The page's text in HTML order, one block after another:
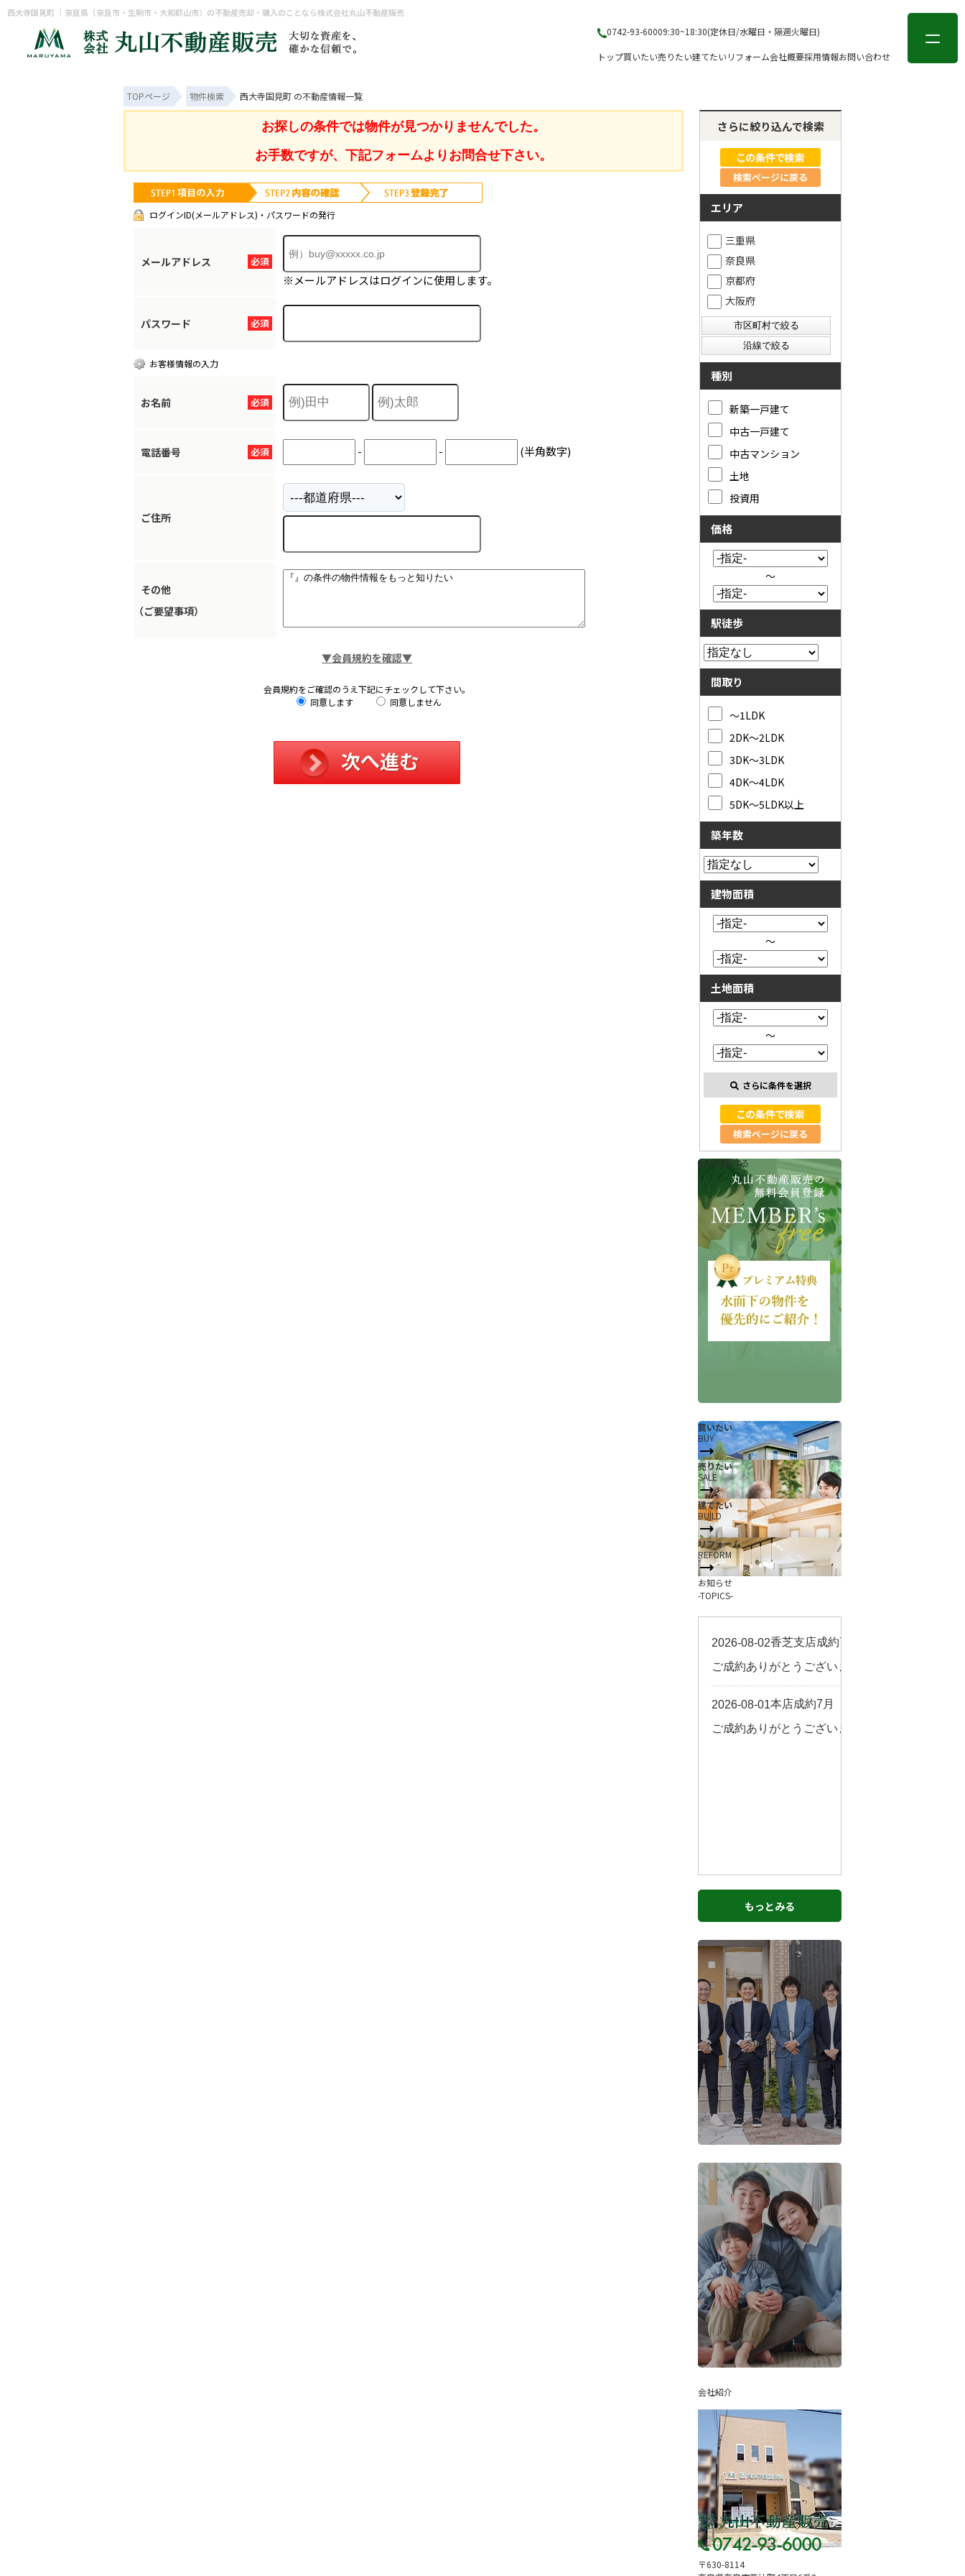
西大寺国見町 ｜奈良県（奈良市・生駒市・大和郡山市）の不動産売却・購入のことなら株式会社丸山不動産販売
0742-93-60009:30~18:30(定休日/水曜日・隔週火曜日)
トップ買いたい売りたい建てたいリフォーム会社概要採用情報お問い合わせ
会員登録 ログイン
当社について 会社概要
香芝支店紹介ページ
採用情報
お知らせ
コラム
スタッフ紹介
来店予約
よくある質問
サイトマップ
お問い合わせ
TOPページ 物件検索 西大寺国見町 の不動産情報一覧
お探しの条件では物件が見つかりませんでした。
お手数ですが、下記フォームよりお問合せ下さい。
ログインID(メールアドレス)・パスワードの発行
必須
メールアドレス
※メールアドレスはログインに使用します。
必須
パスワード
お客様情報の入力
必須
お名前
必須
電話番号 - - (半角数字)
ご住所
その他
（ご要望事項）
▼会員規約を確認▼
会員規約をご確認のうえ下記にチェックして下さい。
同意します
同意しません
さらに絞り込んで検索
検索ページに戻る
エリア
三重県
奈良県
京都府
大阪府
種別
新築一戸建て
中古一戸建て
中古マンション
土地
投資用
価格
～
駅徒歩
間取り
～1LDK
2DK～2LDK
3DK～3LDK
4DK～4LDK
5DK～5LDK以上
築年数
建物面積
～
土地面積
～
さらに条件を選択
検索ページに戻る
会員登録する
買いたい
BUY
売りたい
SALE
建てたい
BUILD
リフォーム
REFORM
お知らせ
-TOPICS-
もっとみる
スタッフ紹介
-STAFF-
もっとみる
お客様の声
-VOICES-
もっとみる
会社紹介
〒630-8114